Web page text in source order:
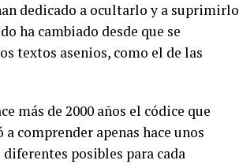
dedicado a ocultarlo y a suprimirlo
ha cambiado desde que se
textos asenios, como el de las
más de 2000 años el códice que
comprender apenas hace unos
posibles para cada